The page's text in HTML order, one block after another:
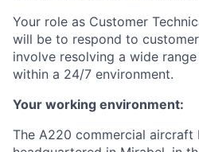
Your role as Customer
will be to respond to
involve resolving a wide
within a 24/7 environment.
Your working environment:
The A220 commercial aircraft